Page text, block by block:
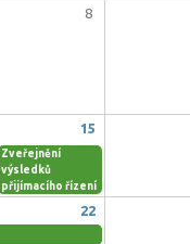
8
15
Zveřejnění
výsledků
přijímacího řízení
22